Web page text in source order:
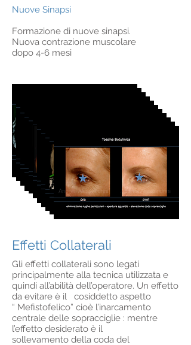
Nuove Sinapsi
Formazione di nuove sinapsi.
Nuova contrazione muscolare
dopo 4-6 mesi
Effetti Collaterali
Gli effetti collaterali sono legati
principalmente alla tecnica utilizzata e
quindi all’abilità dell’operatore. Un effetto
da evitare è il cosiddetto aspetto
“ Mefistofelico” cioè l’inarcamento
centrale delle sopracciglie : mentre
l’effetto desiderato è il
sollevamento della coda del